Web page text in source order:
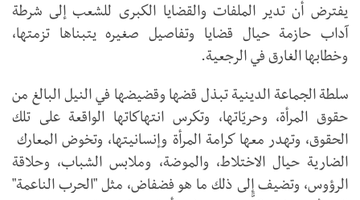
يفترض أن تدير الملفات والقضايا الكبرى للشعب إلى شرطة
آداب حازمة حيال قضايا وتفاصيل صغيره يتبناها تزمتها،
وخطابها الغارق في الرجعية.
سلطة الجماعة الدينية تبذل قضها وقضيضها في النيل البالغ من
حقوق المرأة، وحريّاتها، وتكرس انتهاكاتها الواقعة على تلك
الحقوق، وتهدر معها كرامة المرأة وإنسانيتها، وتخوض المعارك
الضارية حيال الاختلاط، والموضة، وملابس الشباب، وحلاقة
الرؤوس، وتضيف إلى ذلك ما هو فضفاض، مثل "الحرب الناعمة"